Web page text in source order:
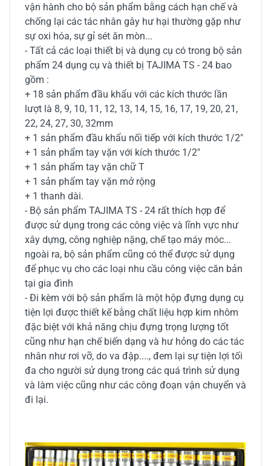
vận hành cho bộ sản phẩm bằng cách hạn chế và
chống lại các tác nhân gây hư hại thường gặp như
sự oxi hóa, sự gỉ sét ăn mòn...
- Tất cả các loại thiết bị và dụng cụ có trong bộ sản
phẩm 24 dụng cụ và thiết bị TAJIMA TS - 24 bao
gồm :
+ 18 sản phẩm đầu khẩu với các kích thước lần
lượt là 8, 9, 10, 11, 12, 13, 14, 15, 16, 17, 19, 20, 21,
22, 24, 27, 30, 32mm
+ 1 sản phẩm đầu khẩu nối tiếp với kích thước 1/2"
+ 1 sản phẩm tay vặn với kích thước 1/2"
+ 1 sản phẩm tay vặn chữ T
+ 1 sản phẩm tay vặn mở rộng
+ 1 thanh dài.
- Bộ sản phẩm TAJIMA TS - 24 rất thích hợp để
được sử dụng trong các công việc và lĩnh vực như
xây dựng, công nghiệp nặng, chế tạo máy móc...
ngoài ra, bộ sản phẩm cũng có thể được sử dụng
để phục vụ cho các loại nhu cầu công việc căn bản
tại gia đình
- Đi kèm với bộ sản phẩm là một hộp đựng dụng cụ
tiện lợi được thiết kế bằng chất liệu hợp kim nhôm
đặc biệt với khả năng chịu đựng trọng lượng tốt
cũng như hạn chế biến dạng và hư hỏng do các tác
nhân như rơi vỡ, do va đập...., đem lại sự tiện lợi tối
đa cho người sử dụng trong các quá trình sử dụng
và làm việc cũng như các công đoạn vận chuyển và
đi lại.